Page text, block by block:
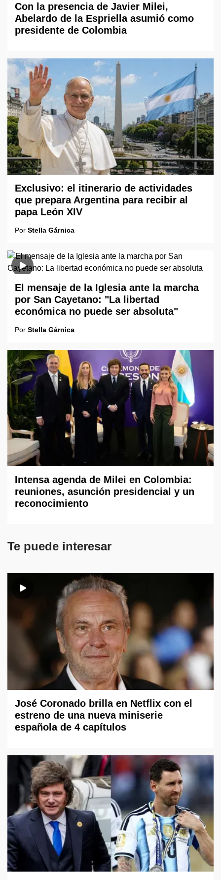
Con la presencia de Javier Milei,
Abelardo de la Espriella asumió como
presidente de Colombia
Exclusivo: el itinerario de actividades
que prepara Argentina para recibir al
papa León XIV
Por Stella Gárnica
El mensaje de la Iglesia ante la marcha
por San Cayetano: "La libertad
económica no puede ser absoluta"
Por Stella Gárnica
Intensa agenda de Milei en Colombia:
reuniones, asunción presidencial y un
reconocimiento
Te puede interesar
José Coronado brilla en Netflix con el
estreno de una nueva miniserie
española de 4 capítulos